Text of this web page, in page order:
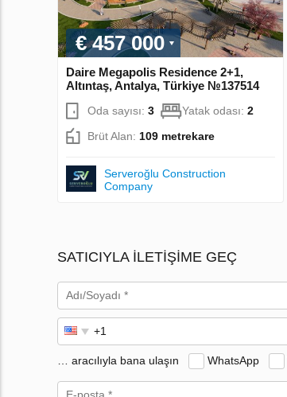
€ 457 000
Daire Megapolis Residence 2+1,
Altıntaş, Antalya, Türkiye №137514
Oda sayısı: 3 Yatak odası: 2
Brüt Alan: 109 metrekare
Serveroğlu Construction
Company
SATICIYLA ILETIŞIME GEÇ
… aracılıyla bana ulaşın WhatsApp